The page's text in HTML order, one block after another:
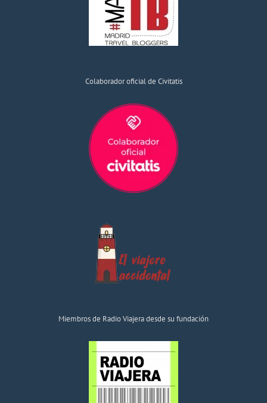
Colaborador oficial de Civitatis
Miembros de Radio Viajera desde su fundación